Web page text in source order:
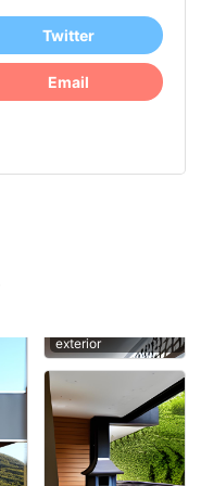
Twitter
Email
exterior